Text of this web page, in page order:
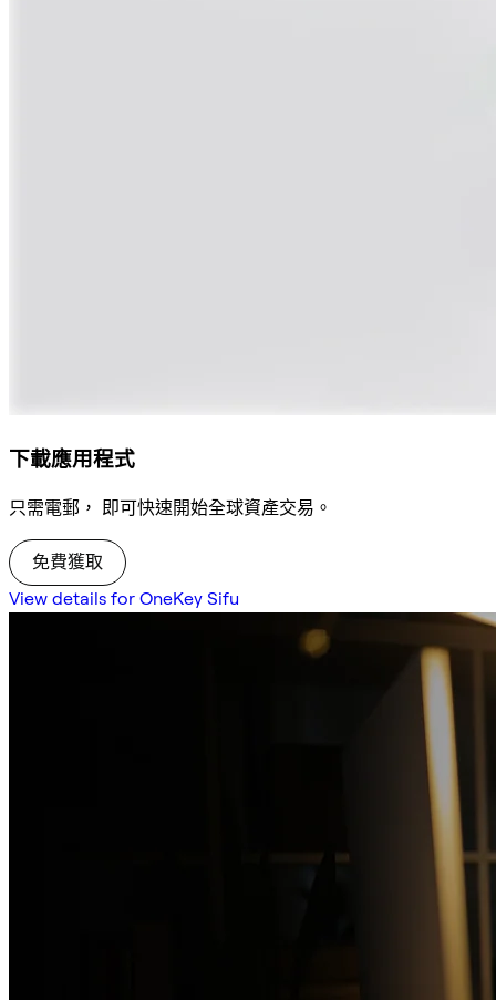
下載應用程式
只需電郵， 即可快速開始全球資產交易。
免費獲取
View details for OneKey Sifu